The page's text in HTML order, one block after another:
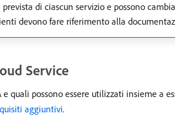
di ciascun servizio e possono
devono fare riferimento alla
Service
quali possono essere utilizzati insieme a
aggiuntivi.